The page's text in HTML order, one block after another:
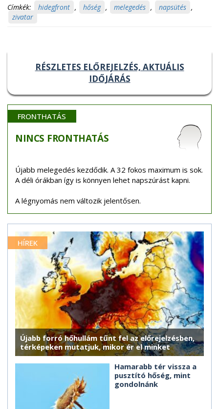
Címkék: hidegfront , hőség , melegedés , napsütés ,
zivatar
RÉSZLETES ELŐREJELZÉS, AKTUÁLIS
IDŐJÁRÁS
FRONTHATÁS
NINCS FRONTHATÁS
Újabb melegedés kezdődik. A 32 fokos maximum is sok.
A déli órákban így is könnyen lehet napszúrást kapni.
A légnyomás nem változik jelentősen.
HÍREK
Újabb forró hőhullám tűnt fel az előrejelzésben,
térképeken mutatjuk, mikor ér el minket
Hamarabb tér vissza a
pusztító hőség, mint
gondolnánk